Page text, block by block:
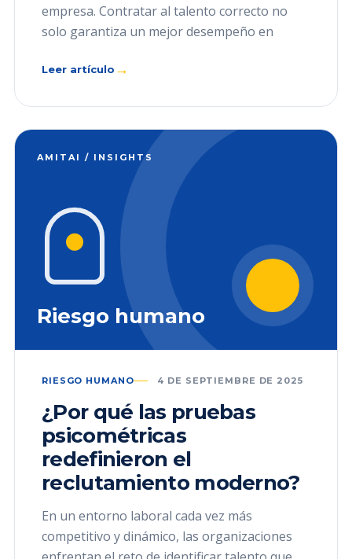
empresa. Contratar al talento correcto no
solo garantiza un mejor desempeño en
Leer artículo →
AMITAI / INSIGHTS
Riesgo humano
RIESGO HUMANO 4 DE SEPTIEMBRE DE 2025
¿Por qué las pruebas
psicométricas
redefinieron el
reclutamiento moderno?
En un entorno laboral cada vez más
competitivo y dinámico, las organizaciones